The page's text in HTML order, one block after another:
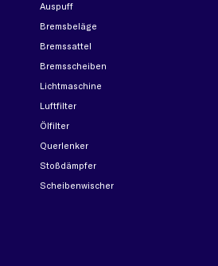
Auspuff
Bremsbeläge
Bremssattel
Bremsscheiben
Lichtmaschine
Luftfilter
Ölfilter
Querlenker
Stoßdämpfer
Scheibenwischer